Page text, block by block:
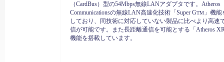
（CardBus）型の54Mbps無線LANアダプタです。Atheros
Communicationsの無線LAN高速化技術「Super GTM 」機
しており、同技術に対応していない製品に比べより高速
信が可能です。また長距離通信を可能とする「Atheros
機能を搭載しています。